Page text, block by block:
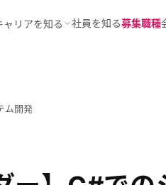
ャリアを知る 社員を知る募集職種
ム開発